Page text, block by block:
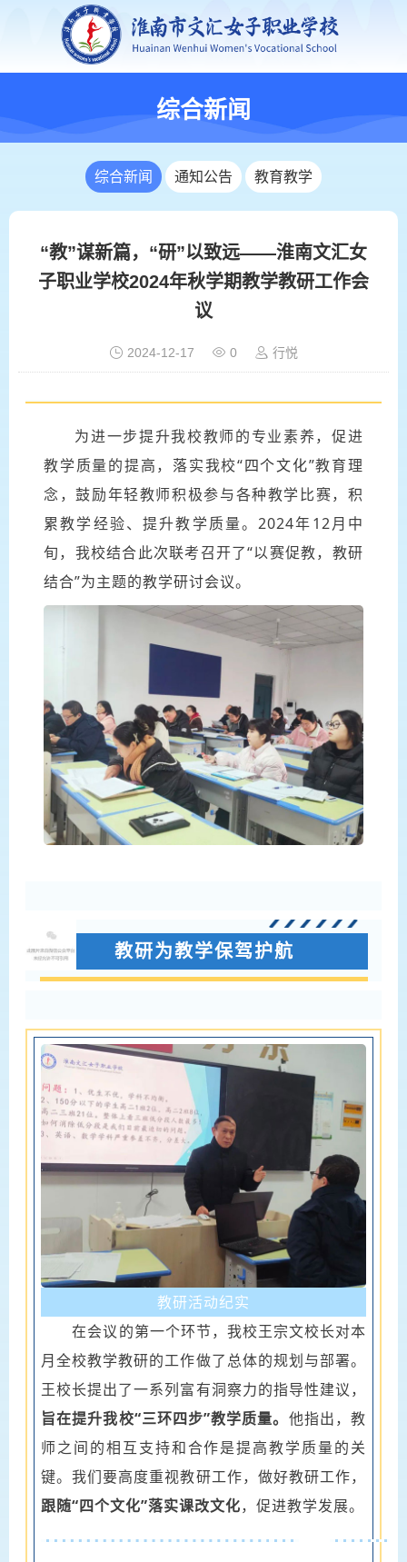
综合新闻
综合新闻 通知公告 教育教学
“教”谋新篇，“研”以致远——淮南文汇女
子职业学校2024年秋学期教学教研工作会
议
2024-12-17 0 行悦
为进一步提升我校教师的专业素养，促进
教学质量的提高，落实我校“四个文化”教育理
念，鼓励年轻教师积极参与各种教学比赛，积
累教学经验、提升教学质量。2024年12月中
旬，我校结合此次联考召开了“以赛促教，教研
结合”为主题的教学研讨会议。
教研为教学保驾护航
教研活动纪实
在会议的第一个环节，我校王宗文校长对本
月全校教学教研的工作做了总体的规划与部署。
王校长提出了一系列富有洞察力的指导性建议，
旨在提升我校“三环四步”教学质量。 他指出，教
师之间的相互支持和合作是提高教学质量的关
键。我们要高度重视教研工作，做好教研工作，
跟随“四个文化”落实课改文化，促进教学发展。